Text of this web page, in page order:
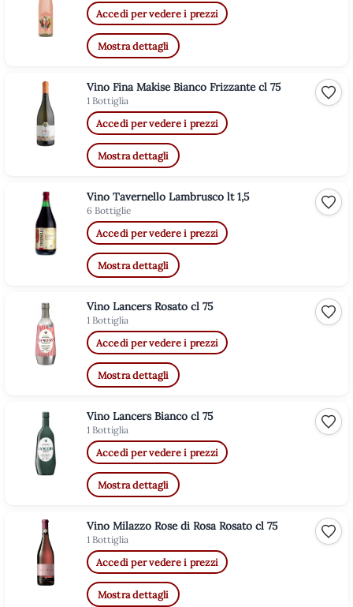
Accedi per vedere i prezzi
Mostra dettagli
Vino Fina Makise Bianco Frizzante cl 75
1 Bottiglia
Accedi per vedere i prezzi
Mostra dettagli
Vino Tavernello Lambrusco lt 1,5
6 Bottiglie
Accedi per vedere i prezzi
Mostra dettagli
Vino Lancers Rosato cl 75
1 Bottiglia
Accedi per vedere i prezzi
Mostra dettagli
Vino Lancers Bianco cl 75
1 Bottiglia
Accedi per vedere i prezzi
Mostra dettagli
Vino Milazzo Rose di Rosa Rosato cl 75
1 Bottiglia
Accedi per vedere i prezzi
Mostra dettagli